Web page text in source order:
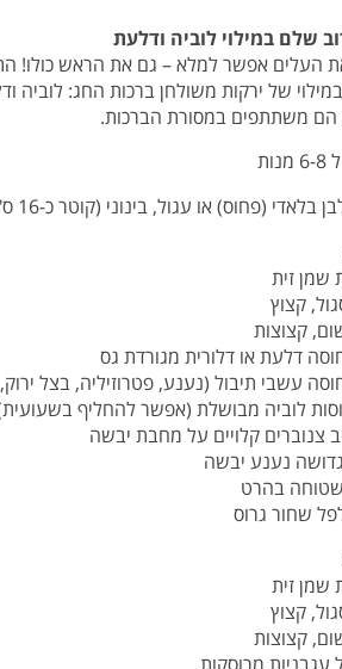
שלם במילוי לוביה ודלעת
העלים אפשר למלא – גם את הראש כולו!
של ירקות משולחן ברכות החג: לוביה
הם משתתפים במסורת הברכות.
צנוברים קלויים על מחבת יבשה
שחור גרוס